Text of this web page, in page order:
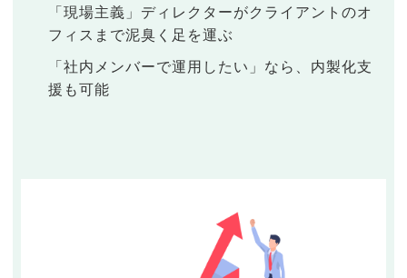
「現場主義」ディレクターがクライアントのオ
フィスまで泥臭く足を運ぶ
「社内メンバーで運用したい」なら、内製化支
援も可能